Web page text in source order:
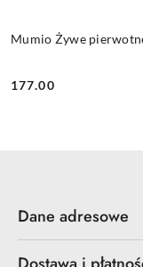
Mumio Żywe
Cena:
177.00
Dane adresowe